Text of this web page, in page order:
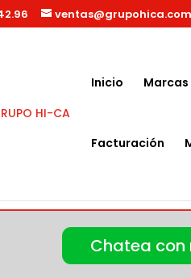
Inicio Marcas
Facturación
Chatea con